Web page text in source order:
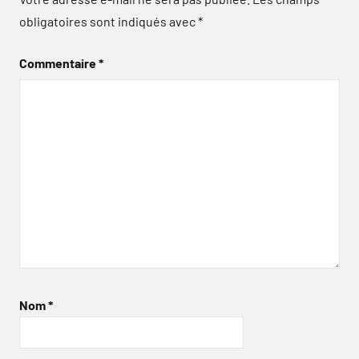
obligatoires sont indiqués avec*
Commentaire*
Nom*